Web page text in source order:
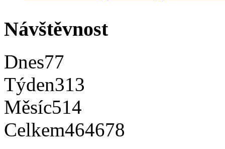
Návštěvnost
Dnes77
Týden313
Měsíc514
Celkem464678